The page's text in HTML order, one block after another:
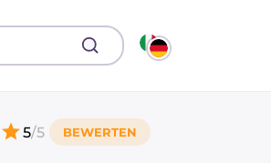
5/5